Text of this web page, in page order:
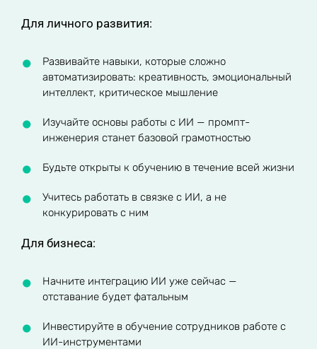
Для личного развития:
Развивайте навыки, которые сложно
автоматизировать: креативность, эмоциональный
интеллект, критическое мышление
Изучайте основы работы с ИИ — промпт-
инженерия станет базовой грамотностью
Будьте открыты к обучению в течение всей жизни
Учитесь работать в связке с ИИ, а не
конкурировать с ним
Для бизнеса:
Начните интеграцию ИИ уже сейчас —
отставание будет фатальным
Инвестируйте в обучение сотрудников работе с
ИИ-инструментами